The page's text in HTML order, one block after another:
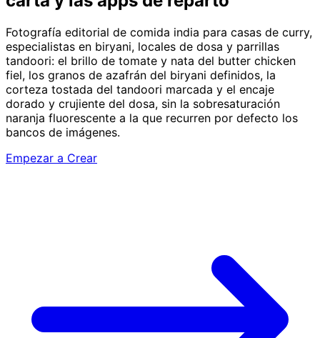
Fotografía editorial de comida india para casas de curry,
especialistas en biryani, locales de dosa y parrillas
tandoori: el brillo de tomate y nata del butter chicken
fiel, los granos de azafrán del biryani definidos, la
corteza tostada del tandoori marcada y el encaje
dorado y crujiente del dosa, sin la sobresaturación
naranja fluorescente a la que recurren por defecto los
bancos de imágenes.
Empezar a Crear